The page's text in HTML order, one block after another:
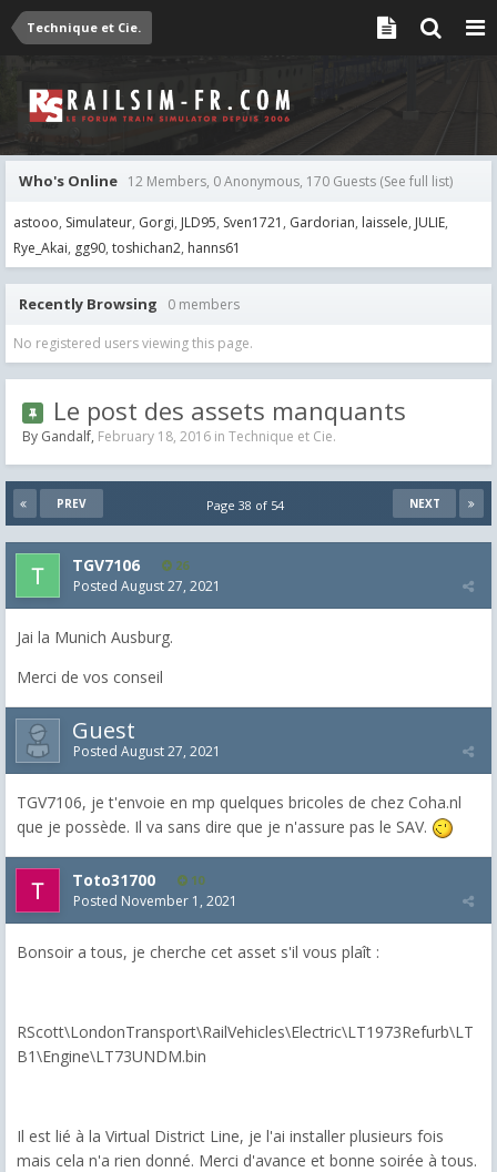
Technique et Cie.
Who's Online 12 Members, 0 Anonymous, 170 Guests (See full list)
astooo Simulateur Gorgi JLD95 Sven1721 Gardorian laissele JULIE
Rye_Akai gg90 toshichan2 hanns61
Recently Browsing 0 members
No registered users viewing this page.
Le post des assets manquants
By Gandalf, February 18, 2016 in Technique et Cie.
PREV NEXT
Page 38 of 54
TGV7106 26
Posted August 27, 2021
Jai la Munich Ausburg.
Merci de vos conseil
Guest
Posted August 27, 2021
TGV7106, je t'envoie en mp quelques bricoles de chez Coha.nl
que je possède. Il va sans dire que je n'assure pas le SAV.
Toto31700 10
Posted November 1, 2021
Bonsoir a tous, je cherche cet asset s'il vous plaît :
RScott\LondonTransport\RailVehicles\Electric\LT1973Refurb\LT
B1\Engine\LT73UNDM.bin
Il est lié à la Virtual District Line, je l'ai installer plusieurs fois
mais cela n'a rien donné. Merci d'avance et bonne soirée à tous.